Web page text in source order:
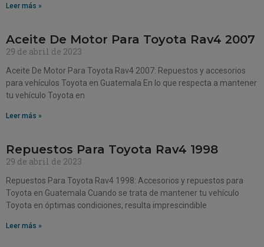
Leer más »
Aceite De Motor Para Toyota Rav4 2007
29 de abril de 2023
Aceite De Motor Para Toyota Rav4 2007: Repuestos y accesorios
para vehículos Toyota en Guatemala En lo que respecta a mantener
tu vehículo Toyota en
Leer más »
Repuestos Para Toyota Rav4 1998
29 de abril de 2023
Repuestos Para Toyota Rav4 1998: Accesorios y repuestos para
Toyota en Guatemala Cuando se trata de mantener tu vehículo
Toyota en óptimas condiciones, resulta imprescindible
Leer más »